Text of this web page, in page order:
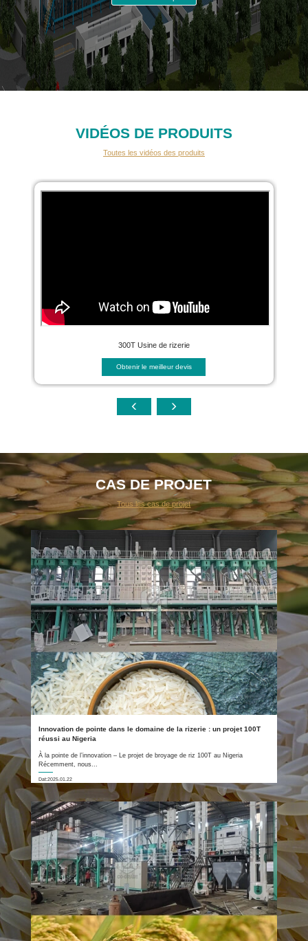
VIDÉOS DE PRODUITS
Toutes les vidéos des produits
300T Usine de rizerie
Obtenir le meilleur devis
CAS DE PROJET
Tous les cas de projet
Innovation de pointe dans le domaine de la rizerie : un projet 100T
réussi au Nigeria
À la pointe de l’innovation – Le projet de broyage de riz 100T au Nigeria
Récemment, nous...
Dat:2025.01.22